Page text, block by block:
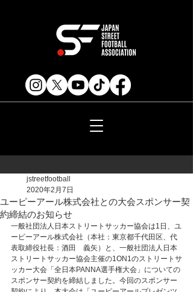
ユーピーアール株式会社との大会スポンサー契
約締結のお知らせ
jstreetfootball
2020年2月7日
一般社団法人日本ストリートサッカー協会は1日、ユ
ーピーアール株式会社（本社：東京都千代田区、代
表取締役社長：酒田　義矢）と、一般社団法人日本
ストリートサッカー協会主催の1ON1のストリートサ
ッカー大会「全日本PANNA選手権大会」についての
スポンサー契約を締結しました。今回のスポンサー